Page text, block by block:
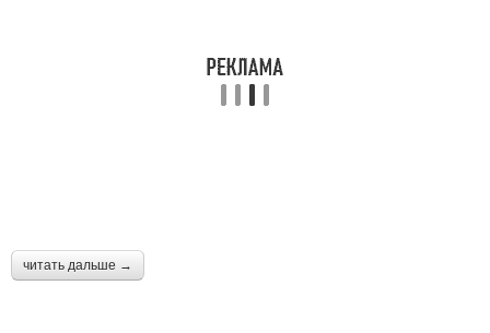
читать дальше →